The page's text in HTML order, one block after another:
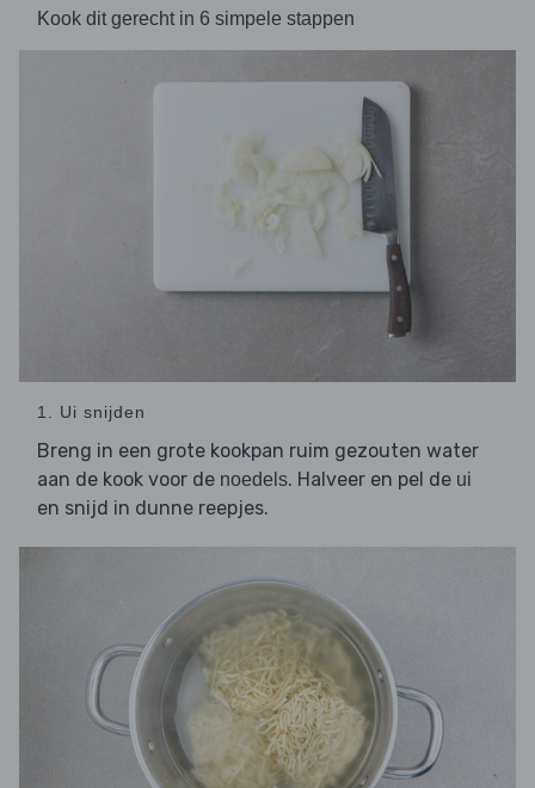
Kook dit gerecht in 6 simpele stappen
1. Ui snijden
Breng in een grote kookpan ruim gezouten water
aan de kook voor de noedels. Halveer en pel de ui
en snijd in dunne reepjes.